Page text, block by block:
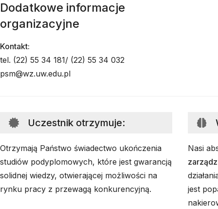
Dodatkowe informacje
organizacyjne
Kontakt:
tel. (22) 55 34 181/ (22) 55 34 032
psm@wz.uw.edu.pl
Uczestnik otrzymuje:
Otrzymają Państwo świadectwo ukończenia
studiów podyplomowych, które jest gwarancją
solidnej wiedzy, otwierającej możliwości na
rynku pracy z przewagą konkurencyjną.
Nasi
jest